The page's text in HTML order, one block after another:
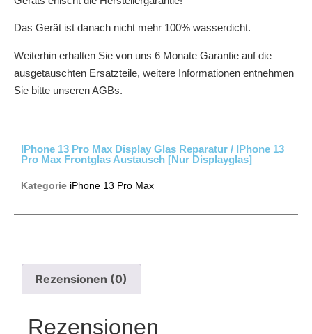
Das Gerät ist danach nicht mehr 100% wasserdicht.
Weiterhin erhalten Sie von uns 6 Monate Garantie auf die
ausgetauschten Ersatzteile, weitere Informationen entnehmen
Sie bitte unseren AGBs.
IPhone 13 Pro Max Display Glas Reparatur / IPhone 13
Pro Max Frontglas Austausch [nur Displayglas]
Kategorie iPhone 13 Pro Max
Rezensionen (0)
Rezensionen